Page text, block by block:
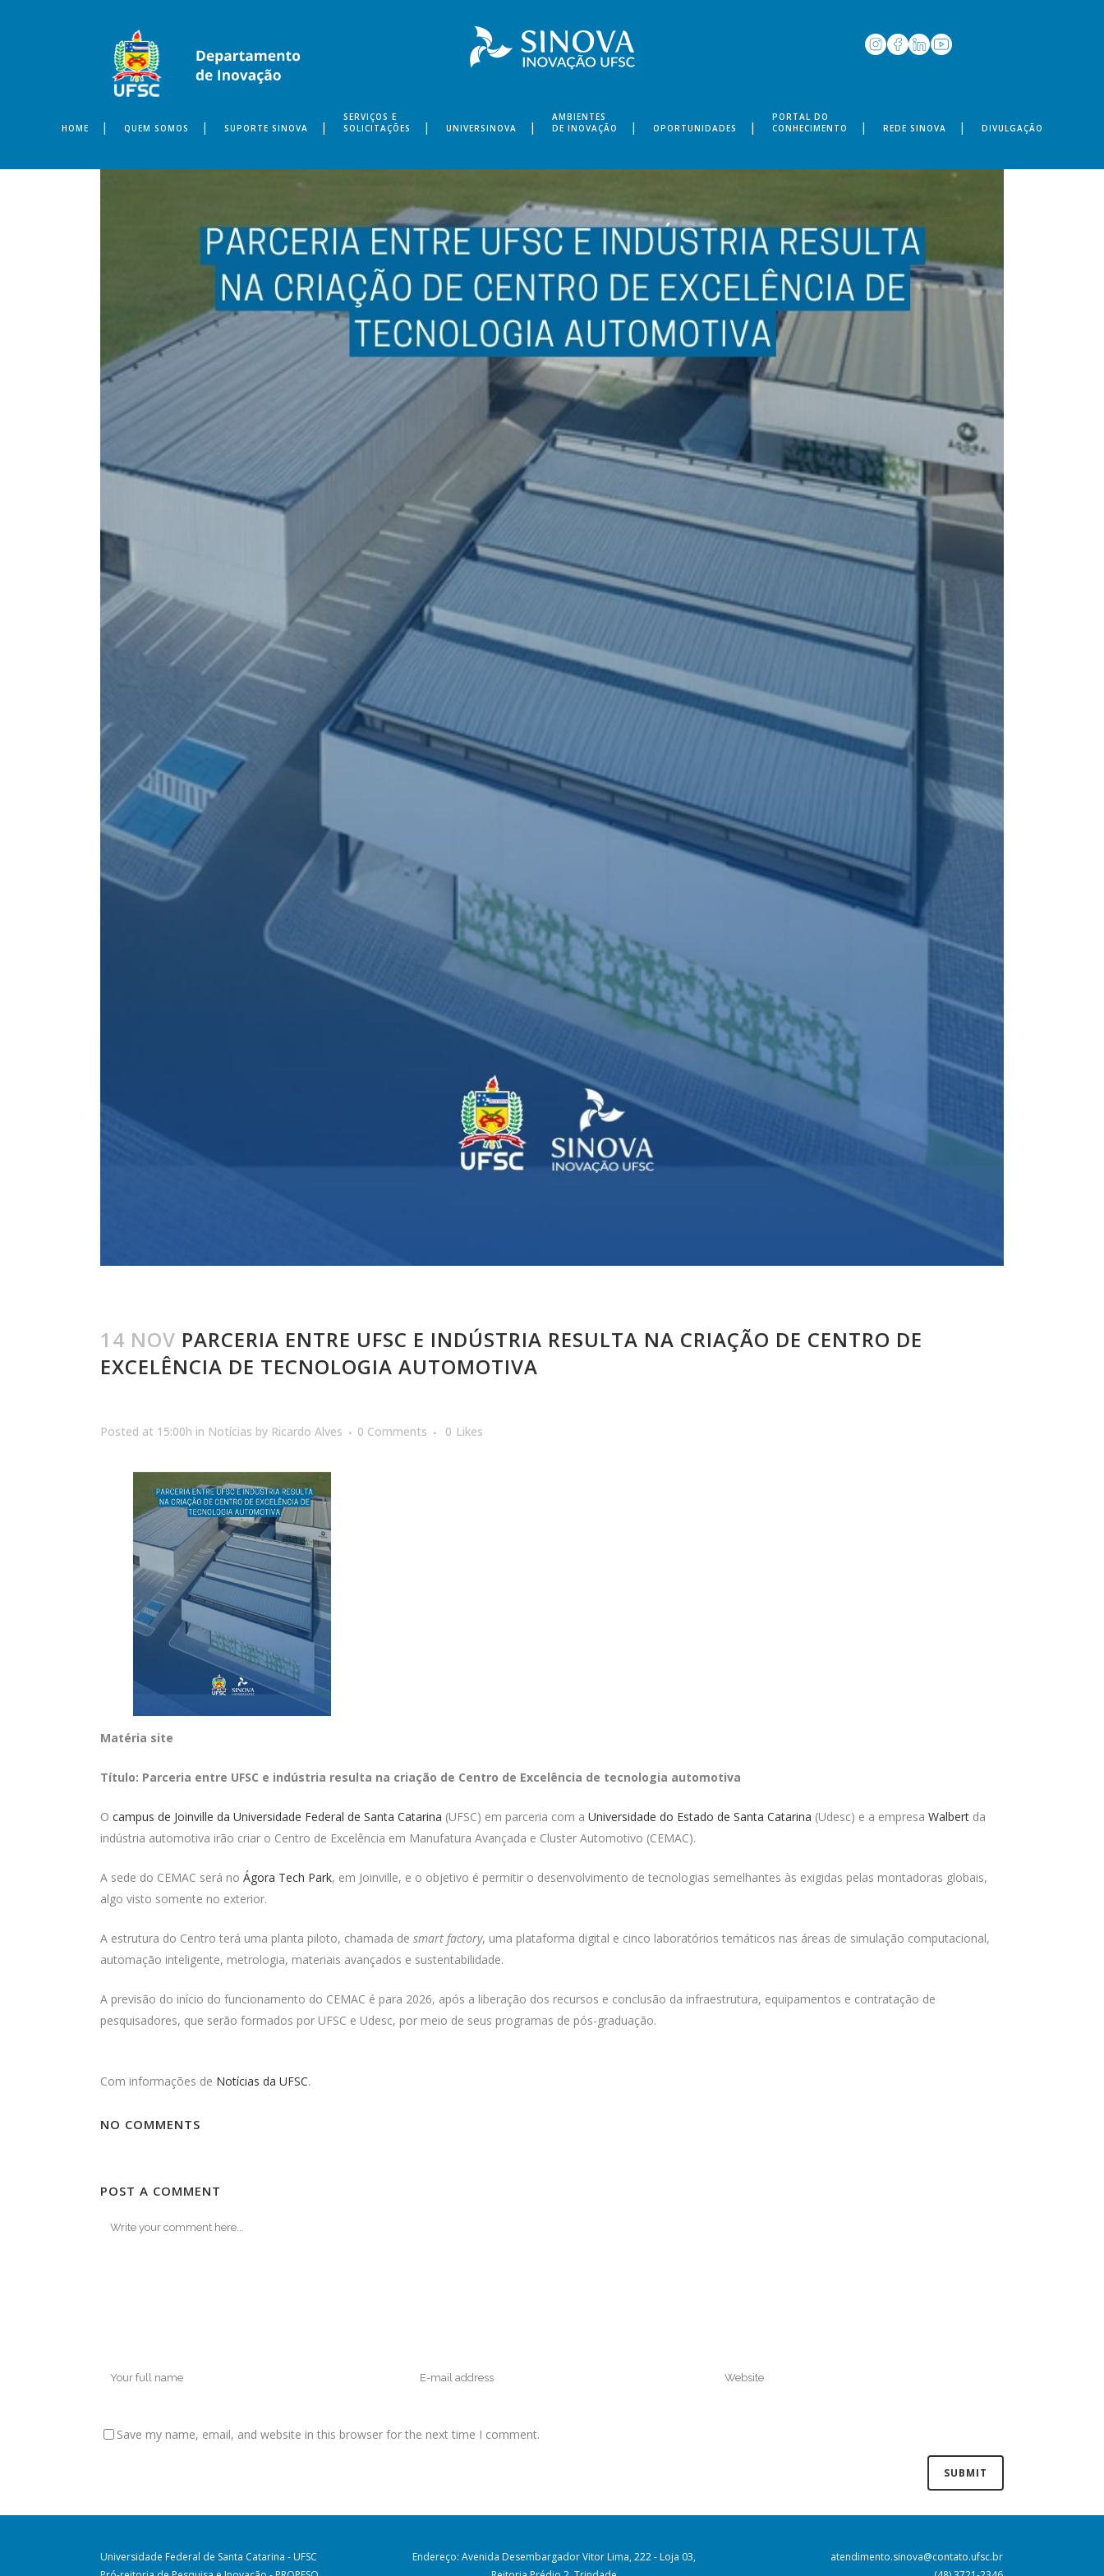
HOME QUEM SOMOS SUPORTE SINOVA
SERVIÇOS E
SOLICITAÇÕES
UNIVERSINOVA
AMBIENTES
DE INOVAÇÃO
OPORTUNIDADES
PORTAL DO
CONHECIMENTO
REDE SINOVA DIVULGAÇÃO
14 NOV PARCERIA ENTRE UFSC E INDÚSTRIA RESULTA NA CRIAÇÃO DE CENTRO DE
EXCELÊNCIA DE TECNOLOGIA AUTOMOTIVA
Posted at 15:00h in Notícias by Ricardo Alves 0 Comments 0 Likes
Matéria site
Título: Parceria entre UFSC e indústria resulta na criação de Centro de Excelência de tecnologia automotiva
O campus de Joinville da Universidade Federal de Santa Catarina (UFSC) em parceria com a Universidade do Estado de Santa Catarina (Udesc) e a empresa Walbert da
indústria automotiva irão criar o Centro de Excelência em Manufatura Avançada e Cluster Automotivo (CEMAC).
A sede do CEMAC será no Ágora Tech Park, em Joinville, e o objetivo é permitir o desenvolvimento de tecnologias semelhantes às exigidas pelas montadoras globais,
algo visto somente no exterior.
A estrutura do Centro terá uma planta piloto, chamada de smart factory, uma plataforma digital e cinco laboratórios temáticos nas áreas de simulação computacional,
automação inteligente, metrologia, materiais avançados e sustentabilidade.
A previsão do início do funcionamento do CEMAC é para 2026, após a liberação dos recursos e conclusão da infraestrutura, equipamentos e contratação de
pesquisadores, que serão formados por UFSC e Udesc, por meio de seus programas de pós-graduação.
Com informações de Notícias da UFSC.
NO COMMENTS
POST A COMMENT
Save my name, email, and website in this browser for the next time I comment.
Universidade Federal de Santa Catarina - UFSC
Endereço: Avenida Desembargador Vitor Lima, 222 - Loja 03,
atendimento.sinova@contato.ufsc.br